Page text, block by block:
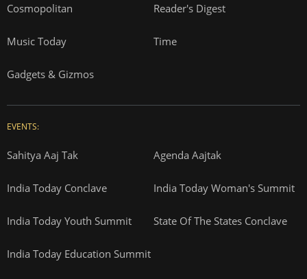
Cosmopolitan Reader's Digest
Music Today Time
Gadgets & Gizmos
EVENTS:
Sahitya Aaj Tak Agenda Aajtak
India Today Conclave India Today Woman's Summit
India Today Youth Summit State Of The States Conclave
India Today Education Summit